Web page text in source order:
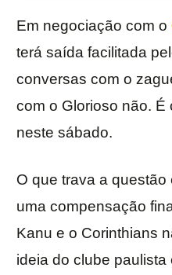
Em negociação com o
terá saída facilitada
conversas com o
com o Glorioso não. É
neste sábado.
O que trava a
uma compensação
Kanu e o Corinthians
ideia do clube paulista